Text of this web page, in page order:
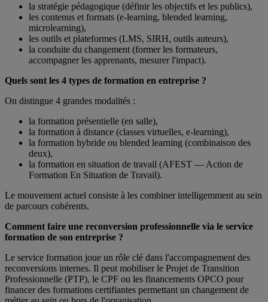
la stratégie pédagogique (définir les objectifs et les publics),
les contenus et formats (e-learning, blended learning,
microlearning),
les outils et plateformes (LMS, SIRH, outils auteurs),
la conduite du changement (former les formateurs,
accompagner les apprenants, mesurer l'impact).
Quels sont les 4 types de formation en entreprise ?
On distingue 4 grandes modalités :
la formation présentielle (en salle),
la formation à distance (classes virtuelles, e-learning),
la formation hybride ou blended learning (combinaison des
deux),
la formation en situation de travail (AFEST — Action de
Formation En Situation de Travail).
Le mouvement actuel consiste à les combiner intelligemment au sein
de parcours cohérents.
Comment faire une reconversion professionnelle via le service
formation de son entreprise ?
Le service formation joue un rôle clé dans l'accompagnement des
reconversions internes. Il peut mobiliser le Projet de Transition
Professionnelle (PTP), le CPF ou les financements OPCO pour
financer des formations certifiantes permettant un changement de